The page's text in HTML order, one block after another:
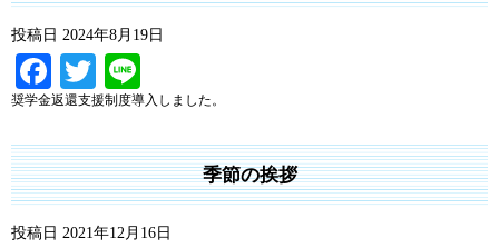
投稿日 2024年8月19日
Facebook
Twitter
奨学金返還支援制度導入しました。
季節の挨拶
投稿日 2021年12月16日